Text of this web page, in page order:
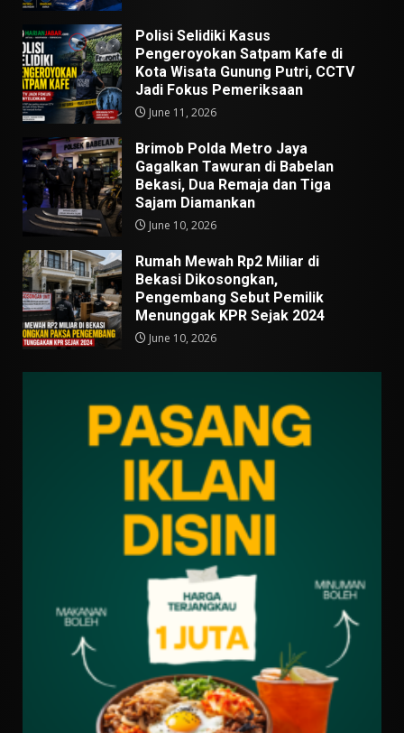
Polisi Selidiki Kasus
Pengeroyokan Satpam Kafe di
Kota Wisata Gunung Putri, CCTV
Jadi Fokus Pemeriksaan
June 11, 2026
Brimob Polda Metro Jaya
Gagalkan Tawuran di Babelan
Bekasi, Dua Remaja dan Tiga
Sajam Diamankan
June 10, 2026
Rumah Mewah Rp2 Miliar di
Bekasi Dikosongkan,
Pengembang Sebut Pemilik
Menunggak KPR Sejak 2024
June 10, 2026